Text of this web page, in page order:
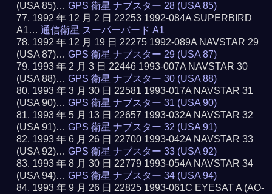
(USA 85)…GPS 衛星 ナブスター 28 (USA 85)
1992 年 12 月 2 日 22253 1992-084A SUPERBIRD
A1…通信衛星 スーパーバード A1
1992 年 12 月 19 日 22275 1992-089A NAVSTAR 29
(USA 87)…GPS 衛星 ナブスター 29 (USA 87)
1993 年 2 月 3 日 22446 1993-007A NAVSTAR 30
(USA 88)…GPS 衛星 ナブスター 30 (USA 88)
1993 年 3 月 30 日 22581 1993-017A NAVSTAR 31
(USA 90)…GPS 衛星 ナブスター 31 (USA 90)
1993 年 5 月 13 日 22657 1993-032A NAVSTAR 32
(USA 91)…GPS 衛星 ナブスター 32 (USA 91)
1993 年 6 月 26 日 22700 1993-042A NAVSTAR 33
(USA 92)…GPS 衛星 ナブスター 33 (USA 92)
1993 年 8 月 30 日 22779 1993-054A NAVSTAR 34
(USA 94)…GPS 衛星 ナブスター 34 (USA 94)
1993 年 9 月 26 日 22825 1993-061C EYESAT A (AO-